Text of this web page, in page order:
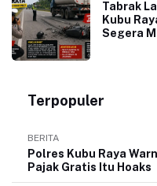
Tabrak
Kubu
Segera
Terpopuler
BERITA
Polres Kubu Raya
Pajak Gratis Itu Hoaks